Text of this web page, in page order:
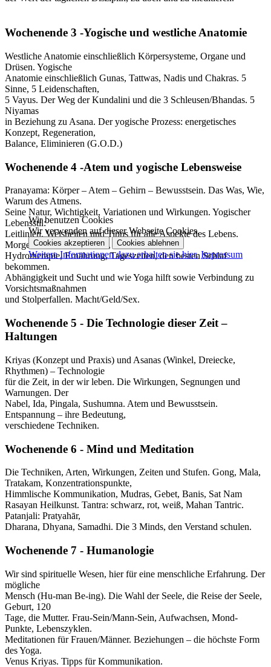
Wochenende 3 -Yogische und westliche Anatomie
Westliche Anatomie einschließlich Körpersysteme, Organe und
Drüsen. Yogische
Anatomie einschließlich Gunas, Tattwas, Nadis und Chakras. 5
Sinne, 5 Leidenschaften,
5 Vayus. Der Weg der Kundalini und die 3 Schleusen/Bhandas. 5
Niyamas
in Beziehung zu Asana. Der yogische Prozess: energetisches
Konzept, Regeneration,
Balance, Eliminieren (G.O.D.)
Wochenende 4 -Atem und yogische Lebensweise
Pranayama: Körper – Atem – Gehirn – Bewusstsein. Das Was, Wie,
Warum des Atmens.
Seine Natur, Wichtigkeit, Variationen und Wirkungen. Yogischer
Lebensstil:
Leitlinien, Weisheiten und Tipps für alle Aspekte des Lebens.
Morgendliches Aufwachen,
Hydrotherapie, Ernährung, Tageszeiten, den besten Schlaf
bekommen.
Abhängigkeit und Sucht und wie Yoga hilft sowie Verbindung zu
Vorsichtsmaßnahmen
und Stolperfallen. Macht/Geld/Sex.
Wochenende 5 - Die Technologie dieser Zeit –
Haltungen
Kriyas (Konzept und Praxis) und Asanas (Winkel, Dreiecke,
Rhythmen) – Technologie
für die Zeit, in der wir leben. Die Wirkungen, Segnungen und
Warnungen. Der
Nabel, Ida, Pingala, Sushumna. Atem und Bewusstsein.
Entspannung – ihre Bedeutung,
verschiedene Techniken.
Wochenende 6 - Mind und Meditation
Die Techniken, Arten, Wirkungen, Zeiten und Stufen. Gong, Mala,
Tratakam, Konzentrationspunkte,
Himmlische Kommunikation, Mudras, Gebet, Banis, Sat Nam
Rasayan Heilkunst. Tantra: schwarz, rot, weiß, Mahan Tantric.
Patanjali: Pratyahār,
Dharana, Dhyana, Samadhi. Die 3 Minds, den Verstand schulen.
Wochenende 7 - Humanologie
Wir sind spirituelle Wesen, hier für eine menschliche Erfahrung. Der
mögliche
Mensch (Hu-man Be-ing). Die Wahl der Seele, die Reise der Seele,
Geburt, 120
Tage, die Mutter. Frau-Sein/Mann-Sein, Aufwachsen, Mond-
Punkte, Lebenszyklen.
Meditationen für Frauen/Männer. Beziehungen – die höchste Form
des Yoga.
Venus Kriyas. Tipps für Kommunikation.
Wir benutzen Cookies
Wir verwenden auf dieser Webseite Cookies.
Cookies akzeptieren Cookies ablehnen
Weitere Informationen dazu erhalten sie hier. Impressum